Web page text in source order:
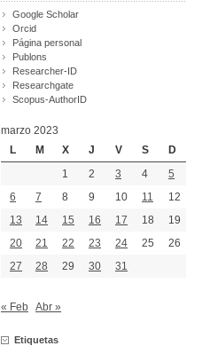
Google Scholar
Orcid
Página personal
Publons
Researcher-ID
Researchgate
Scopus-AuthorID
marzo 2023
L
M X J V S
D
1
2 3 4
5
6
7 8 9 10 11
12
13
14 15 16 17 18
19
20
21 22 23 24 25
26
27
28 29 30 31
« Feb Abr »
Etiquetas